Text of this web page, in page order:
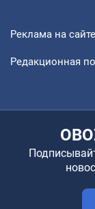
Реклама на сайте
Редакционная